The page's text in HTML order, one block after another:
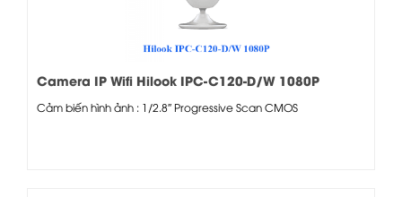
Camera IP Wifi Hilook IPC-C120-D/W 1080P
Cảm biến hình ảnh : 1/2.8″ Progressive Scan CMOS